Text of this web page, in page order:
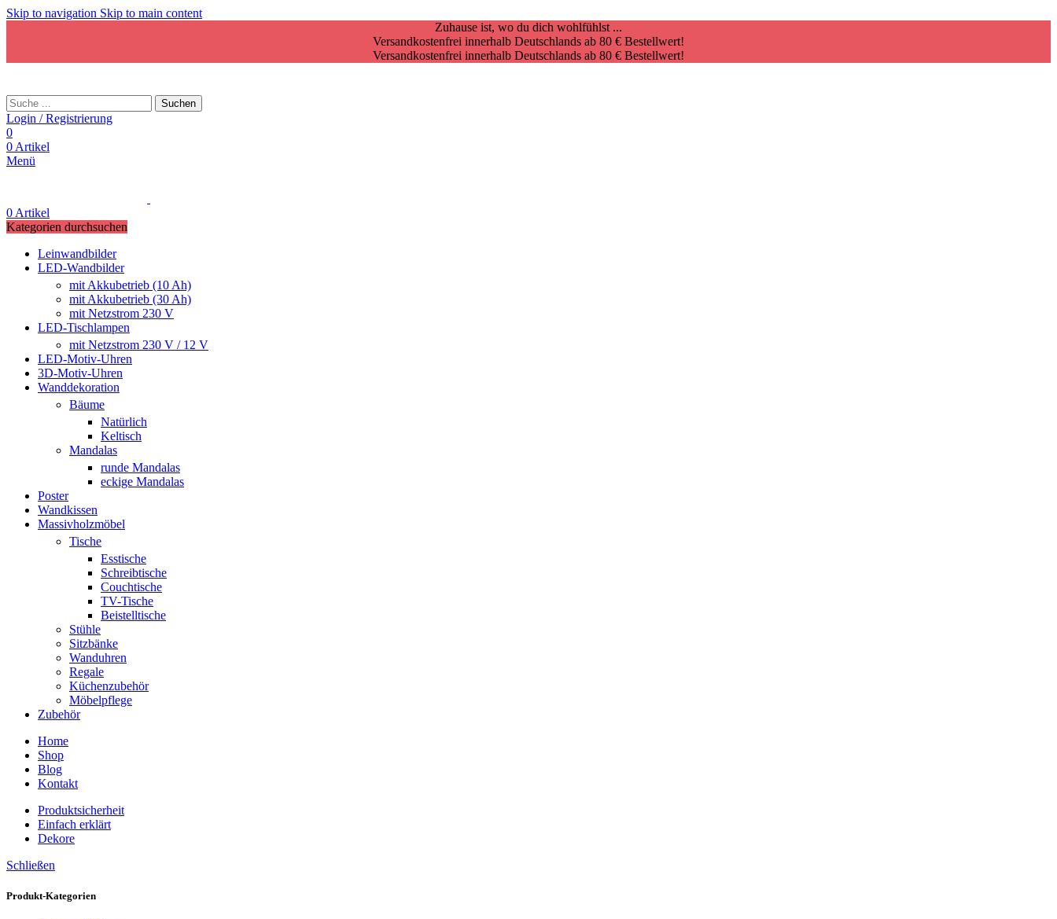
Skip to navigation Skip to main content
Zuhause ist, wo du dich wohlfühlst ...
Versandkostenfrei innerhalb Deutschlands ab 80 € Bestellwert!
Versandkostenfrei innerhalb Deutschlands ab 80 € Bestellwert!
Suchen
Login / Registrierung
0
0 Artikel
Menü
0 Artikel
Kategorien durchsuchen
Leinwandbilder
LED-Wandbilder
mit Akkubetrieb (10 Ah)
mit Akkubetrieb (30 Ah)
mit Netzstrom 230 V
LED-Tischlampen
mit Netzstrom 230 V / 12 V
LED-Motiv-Uhren
3D-Motiv-Uhren
Wanddekoration
Bäume
Natürlich
Keltisch
Mandalas
runde Mandalas
eckige Mandalas
Poster
Wandkissen
Massivholzmöbel
Tische
Esstische
Schreibtische
Couchtische
TV-Tische
Beistelltische
Stühle
Sitzbänke
Wanduhren
Regale
Küchenzubehör
Möbelpflege
Zubehör
Home
Shop
Blog
Kontakt
Produktsicherheit
Einfach erklärt
Dekore
Schließen
Produkt-Kategorien